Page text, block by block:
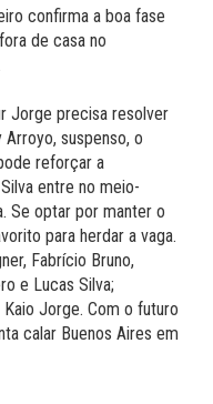
confirma a boa fase
de casa no
Jorge precisa resolver
suspenso, o
reforçar a
entre no meio-
Se optar por manter o
para herdar a vaga.
Fabrício Bruno,
e Lucas Silva;
Jorge. Com o futuro
calar Buenos Aires em